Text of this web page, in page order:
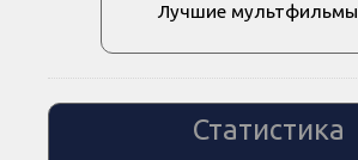
Лучшие мультфильмы
Статистика